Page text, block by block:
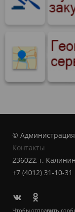
©
Контакты
236022, г.
+7 (4012) 31-10-31
Чтобы отправить